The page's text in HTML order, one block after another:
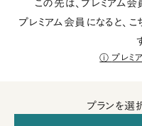
この先は、プレミアム
プレミアム会員になると、
プレミ
プランを選